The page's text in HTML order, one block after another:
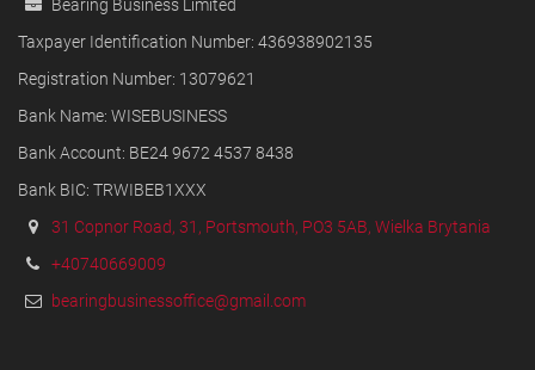
Bearing Business Limited
Taxpayer Identification Number: 436938902135
Registration Number: 13079621
Bank Name: WISEBUSINESS
Bank Account: BE24 9672 4537 8438
Bank BIC: TRWIBEB1XXX
31 Copnor Road, 31, Portsmouth, PO3 5AB, Wielka Brytania
+40740669009
bearingbusinessoffice@gmail.com